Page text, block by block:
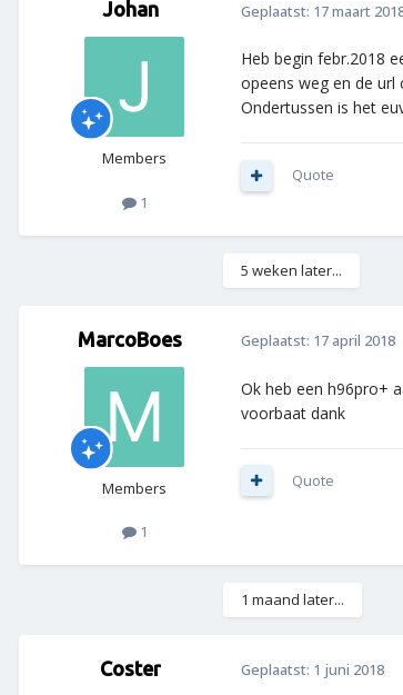
Johan
Members
1
Geplaatst: 17 maart
Heb begin febr.2018
opeens weg en de url
Ondertussen is het
Quote
5 weken later...
MarcoBoes
Members
1
Geplaatst: 17 april 2018
Ok heb een h96pro+
voorbaat dank
Quote
1 maand later...
Coster Geplaatst: 1 juni 2018